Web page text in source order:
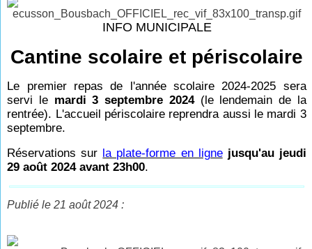
INFO MUNICIPALE
Cantine scolaire et périscolaire
Le premier repas de l'année scolaire 2024-2025 sera
servi le mardi 3 septembre 2024(le lendemain de la
rentrée). L'accueil périscolaire reprendra aussi le mardi 3
septembre.
Réservationssur la plate-forme en ligne jusqu'au jeudi
29 août 2024 avant 23h00.
Publié le 21 août 2024 :